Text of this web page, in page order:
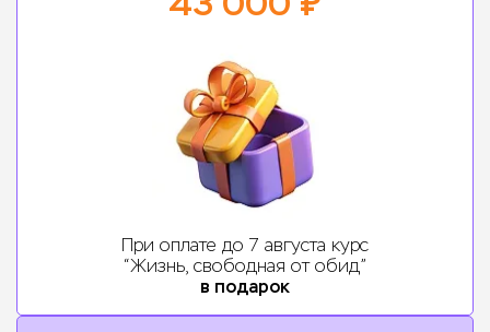
При оплате до 7 августа курс
“Жизнь, свободная от обид”
в подарок